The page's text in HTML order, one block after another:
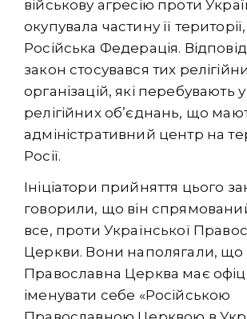
військову агресію проти
окупувала частину її
Російська Федерація.
закон стосувався тих
організацій, які перебувають у
релігійних об’єднань, що
адміністративний центр на
Росії.
Ініціатори прийняття цього
говорили, що він
все, проти Української
Церкви. Вони наполягали, що
Православна Церква має
іменувати себе «Російською